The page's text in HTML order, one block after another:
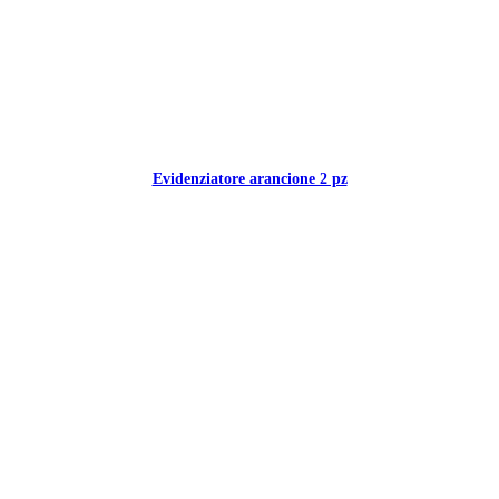
Evidenziatore arancione 2 pz